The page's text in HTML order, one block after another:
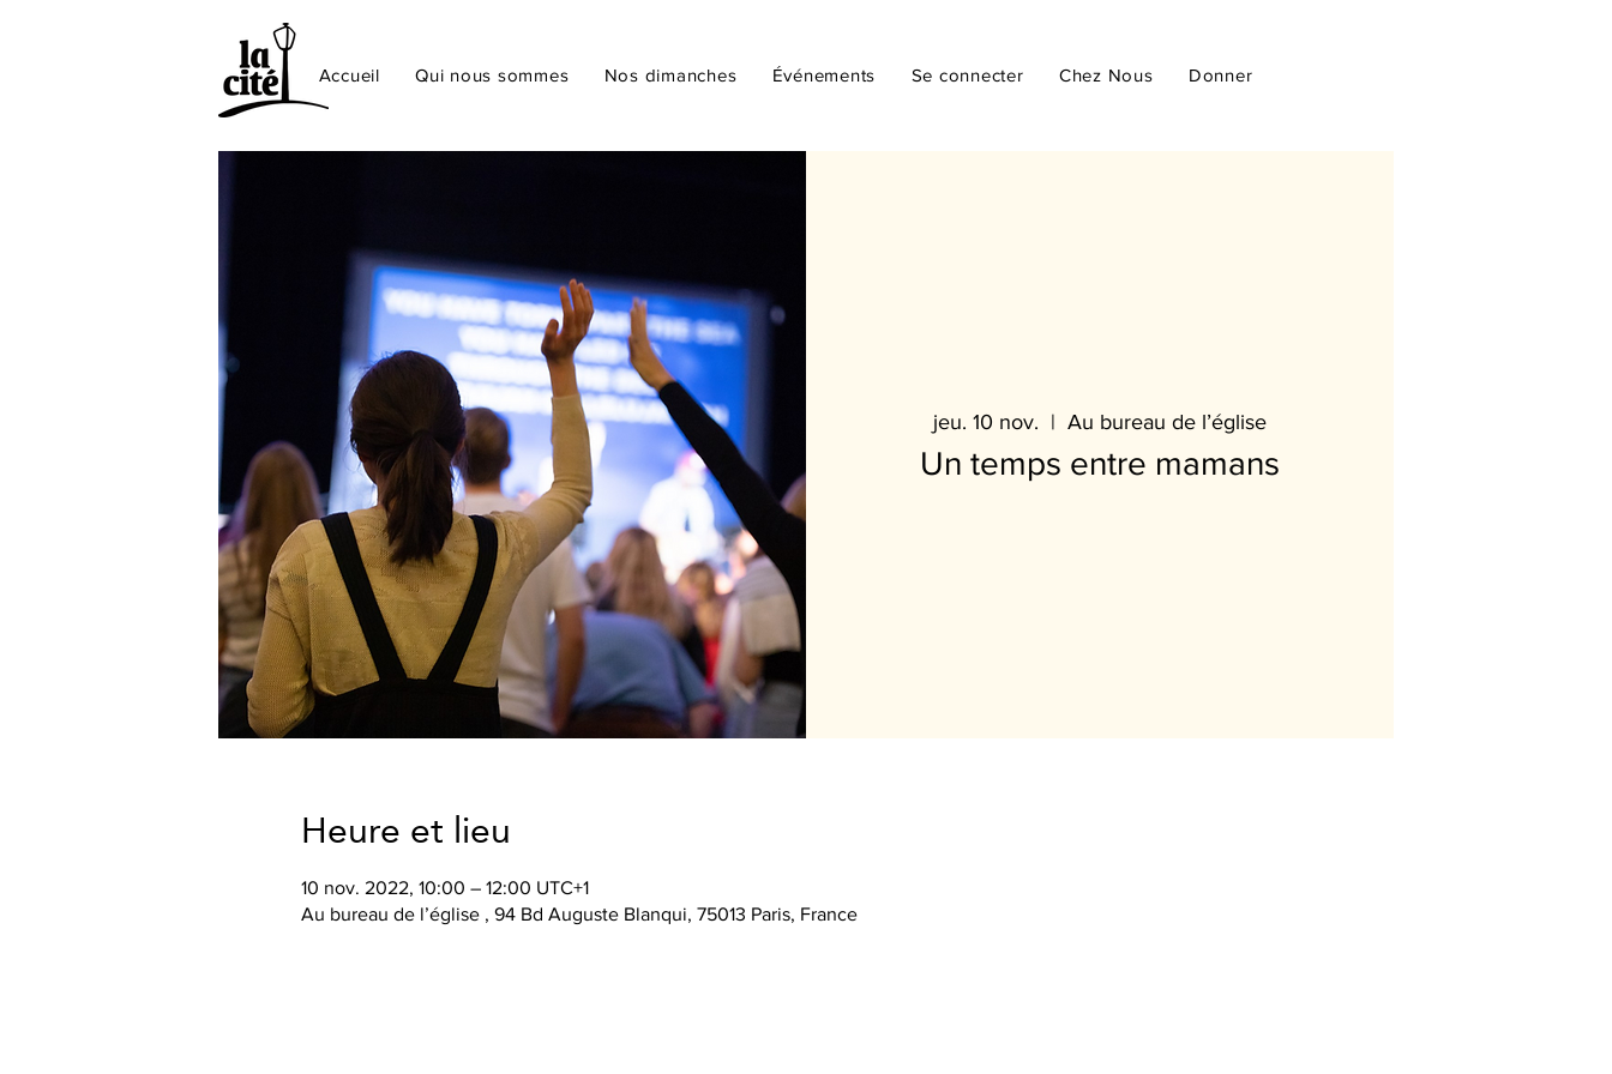
Accueil Qui nous sommes Nos dimanches Événements Se connecter Chez Nous Donner
jeu. 10 nov.
  |
Au bureau de l’église
Un temps entre mamans
Heure et lieu
10 nov. 2022, 10:00 – 12:00 UTC+1
Au bureau de l’église , 94 Bd Auguste Blanqui, 75013 Paris, France